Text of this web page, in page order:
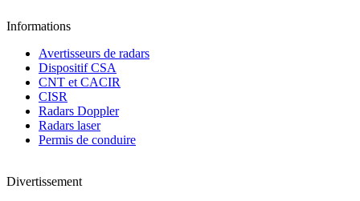
Informations
Avertisseurs de radars
Dispositif CSA
CNT et CACIR
CISR
Radars Doppler
Radars laser
Permis de conduire
Divertissement